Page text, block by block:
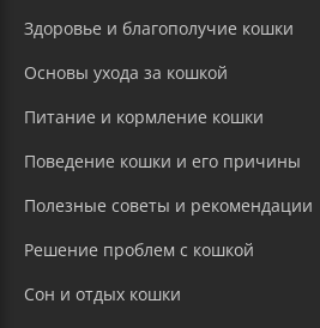
Здоровье и благополучие кошки
Основы ухода за кошкой
Питание и кормление кошки
Поведение кошки и его причины
Полезные советы и рекомендации
Решение проблем с кошкой
Сон и отдых кошки